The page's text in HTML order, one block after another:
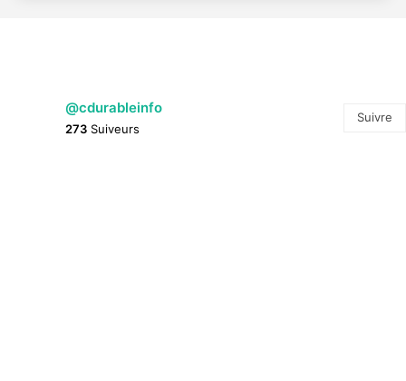
@cdurableinfo
273 Suiveurs
Suivre